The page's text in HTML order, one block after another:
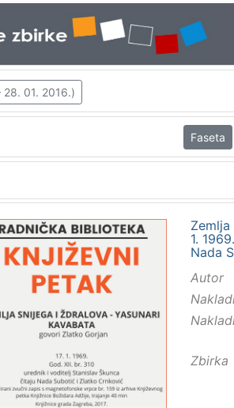
28. 01. 2016.)
Faseta
1.
Nada
Autor
Zbirka